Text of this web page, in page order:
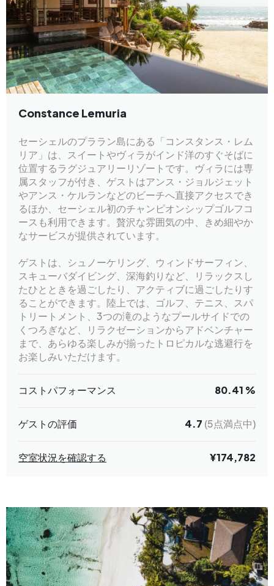
Constance Lemuria
セーシェルのプララン島にある「コンスタンス・レム
リア」は、スイートやヴィラがインド洋のすぐそばに
位置するラグジュアリーリゾートです。ヴィラには専
属スタッフが付き、ゲストはアンス・ジョルジェット
やアンス・ケルランなどのビーチへ直接アクセスでき
るほか、セーシェル初のチャンピオンシップゴルフコ
ースも利用できます。贅沢な雰囲気の中、きめ細やか
なサービスが提供されています。
ゲストは、シュノーケリング、ウィンドサーフィン、
スキューバダイビング、深海釣りなど、リラックスし
たひとときを過ごしたり、アクティブに過ごしたりす
ることができます。陸上では、ゴルフ、テニス、スパ
トリートメント、3つの滝のようなプールサイドでの
くつろぎなど、リラクゼーションからアドベンチャー
まで、あらゆる楽しみが揃ったトロピカルな逃避行を
お楽しみいただけます。
コストパフォーマンス 80.41 %
ゲストの評価 4.7 (5点満点中)
空室状況を確認する ¥174,782